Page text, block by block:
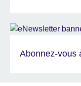
Abonnez-vous